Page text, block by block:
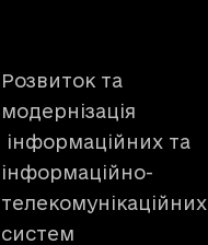
Розвиток та
модернізація
інформаційних та
інформаційно-
телекомунікаційних
систем